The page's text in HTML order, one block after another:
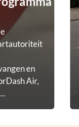
en
Air,